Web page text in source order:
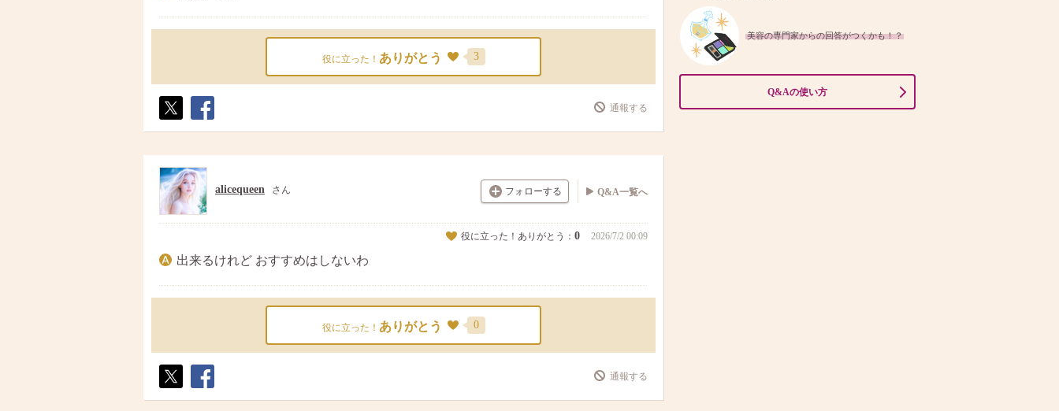
役に立った！ ありがとう 3
ト
ア
通報する
フォローする
alicequeen さん Q&A一覧へ
役に立った！ありがとう： 0 2026/7/2 00:09
出来るけれど おすすめはしないわ
役に立った！ ありがとう 0
ト
ア
通報する
美容の専門家からの回答がつくかも！？
Q&Aの使い方